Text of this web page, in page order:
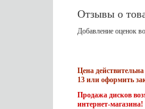
Отзывы о
Добавление оценок
Цена
13 или оформить
Продажа дисков
интернет-магазина!